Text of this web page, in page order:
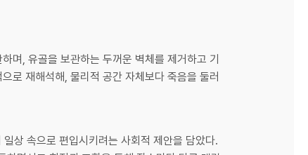
며, 유골을 보관하는 두꺼운 벽체를 제거하고 기
로 재해석해, 물리적 공간 자체보다 죽음을 둘러
상 속으로 편입시키려는 사회적 제안을 담았다.